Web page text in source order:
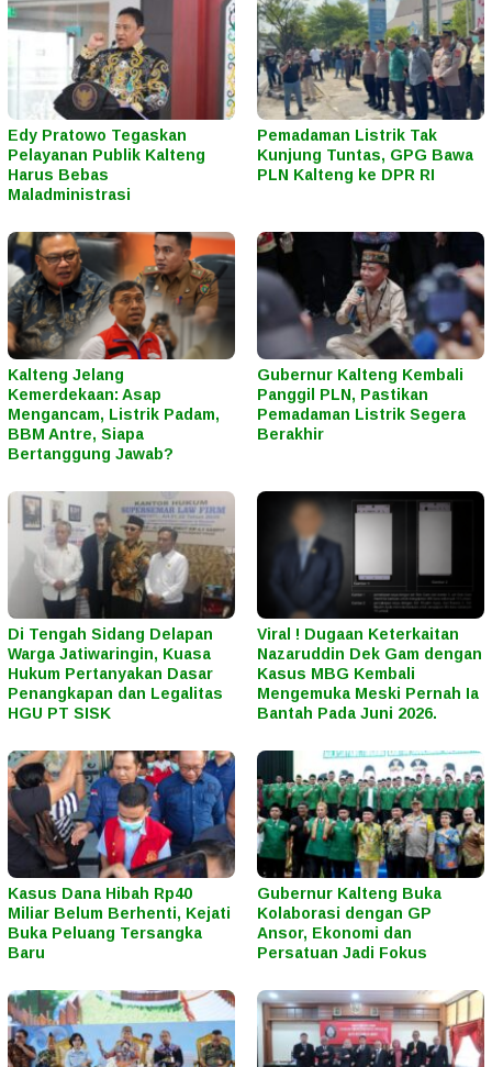
Edy Pratowo Tegaskan
Pelayanan Publik Kalteng
Harus Bebas
Maladministrasi
Pemadaman Listrik Tak
Kunjung Tuntas, GPG Bawa
PLN Kalteng ke DPR RI
Kalteng Jelang
Kemerdekaan: Asap
Mengancam, Listrik Padam,
BBM Antre, Siapa
Bertanggung Jawab?
Gubernur Kalteng Kembali
Panggil PLN, Pastikan
Pemadaman Listrik Segera
Berakhir
Di Tengah Sidang Delapan
Warga Jatiwaringin, Kuasa
Hukum Pertanyakan Dasar
Penangkapan dan Legalitas
HGU PT SISK
Viral ! Dugaan Keterkaitan
Nazaruddin Dek Gam dengan
Kasus MBG Kembali
Mengemuka Meski Pernah Ia
Bantah Pada Juni 2026.
Kasus Dana Hibah Rp40
Miliar Belum Berhenti, Kejati
Buka Peluang Tersangka
Baru
Gubernur Kalteng Buka
Kolaborasi dengan GP
Ansor, Ekonomi dan
Persatuan Jadi Fokus